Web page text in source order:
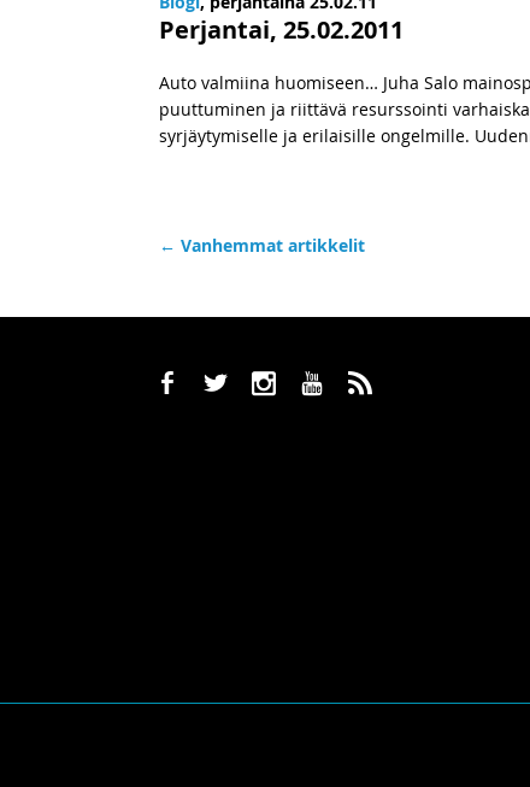
Perjantai, 25.02.2011
Auto valmiina huomiseen… Juha Salo
puuttuminen ja riittävä resurssointi
syrjäytymiselle ja erilaisille ongelmille.
← Vanhemmat artikkelit
b a x r ,